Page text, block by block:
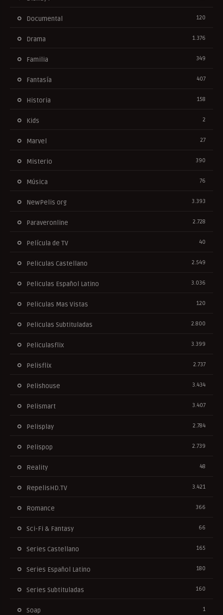
Documental 120
Drama 1.376
Familia 349
Fantasía 407
Historia 158
Kids 2
Marvel 27
Misterio 390
Música 76
NewPelis org 3.393
Paraveronline 2.728
Película de TV 40
Peliculas Castellano 2.549
Peliculas Español Latino 3.036
Peliculas Mas Vistas 120
Peliculas Subtituladas 2.800
Peliculasflix 3.399
Pelisflix 2.737
Pelishouse 3.434
Pelismart 3.407
Pelisplay 2.784
Pelispop 2.739
Reality 48
RepelisHD.TV 3.421
Romance 366
Sci-Fi & Fantasy 66
Series Castellano 165
Series Español Latino 180
Series Subtituladas 160
Soap 1